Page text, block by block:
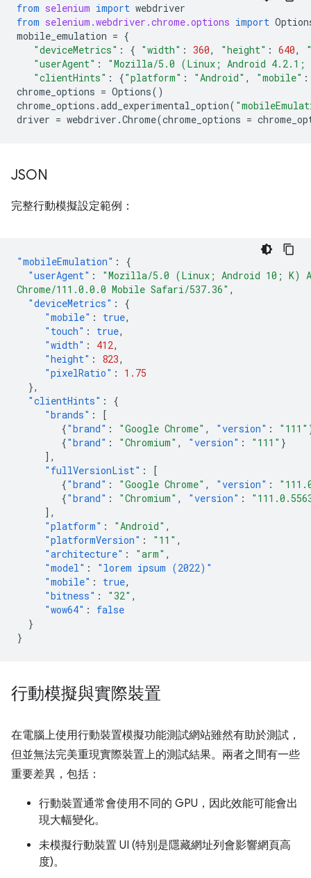
from selenium import webdriver
from selenium.webdriver.chrome.options import
mobile_emulation = {
"deviceMetrics" : { "width" : 360, "height" : 640,
"userAgent" :
"Mozilla/5.0 (Linux; Android 4.2.1;
"clientHints" : {"platform" : "Android" , "mobile" :
chrome_options = Options()
chrome_options .add_experimental_option(
driver = webdriver .Chrome(chrome_options =
JSON
完整行動模擬設定範例：
"mobileEmulation" :
{
"userAgent" :
"Mozilla/5.0 (Linux; Android 10; K)
Chrome/111.0.0.0 Mobile Safari/537.36" ,
"deviceMetrics" :
{
"mobile" : true,
"touch" : true,
"width" : 412,
"height" : 823,
"pixelRatio" :
1.75
},
"clientHints" :
{
"brands" :
[
{"brand" : "Google Chrome" , "version" : "111"
{"brand" : "Chromium" , "version" : "111" }
],
"fullVersionList" :
[
{"brand" : "Google Chrome" , "version" :
{"brand" : "Chromium" , "version" :
],
"platform" : "Android" ,
"platformVersion" : "11" ,
"architecture" : "arm" ,
"model" :
"lorem ipsum (2022)"
"mobile" : true,
"bitness" : "32" ,
"wow64" :
false
}
}
行動模擬與實際裝置
在電腦上使用行動裝置模擬功能測試網站雖然有助於測試，
但並無法完美重現實際裝置上的測試結果。兩者之間有一些
重要差異，包括：
行動裝置通常會使用不同的 GPU，因此效能可能會出
現大幅變化。
未模擬行動裝置 UI (特別是隱藏網址列會影響網頁高
度)。